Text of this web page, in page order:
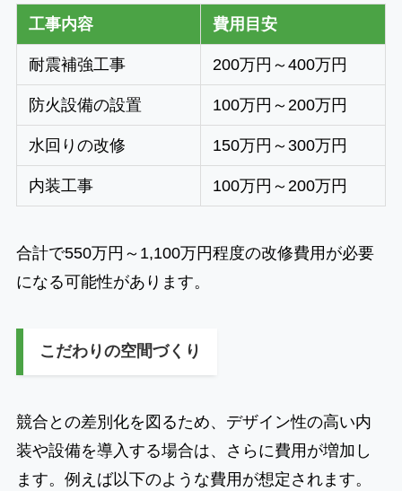
工事内容 費用目安
耐震補強工事 200万円～400万円
防火設備の設置 100万円～200万円
水回りの改修 150万円～300万円
内装工事 100万円～200万円
合計で550万円～1,100万円程度の改修費用が必要
になる可能性があります。
こだわりの空間づくり
競合との差別化を図るため、デザイン性の高い内
装や設備を導入する場合は、さらに費用が増加し
ます。例えば以下のような費用が想定されます。